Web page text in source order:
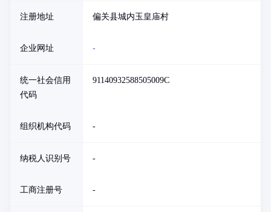
注册地址 偏关县城内玉皇庙村
企业网址 -
统一社会信用
代码
91140932588505009C
组织机构代码 -
纳税人识别号 -
工商注册号 -